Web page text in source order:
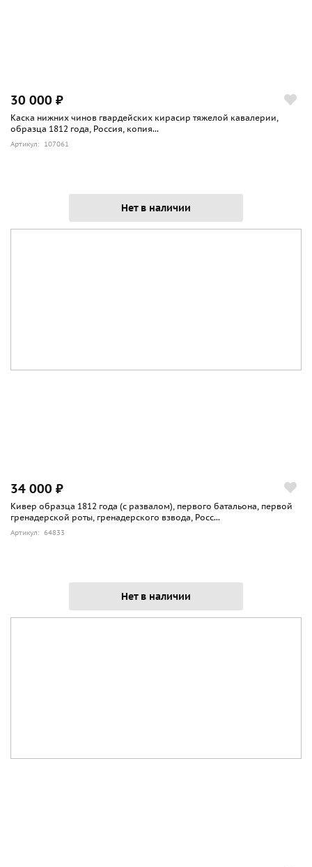
30 000 ₽
Каска нижних чинов гвардейских кирасир тяжелой кавалерии,
образца 1812 года, Россия, копия...
Артикул: 107061
Нет в наличии
34 000 ₽
Кивер образца 1812 года (с развалом), первого батальона, первой
гренадерской роты, гренадерского взвода, Росс...
Артикул: 64833
Нет в наличии